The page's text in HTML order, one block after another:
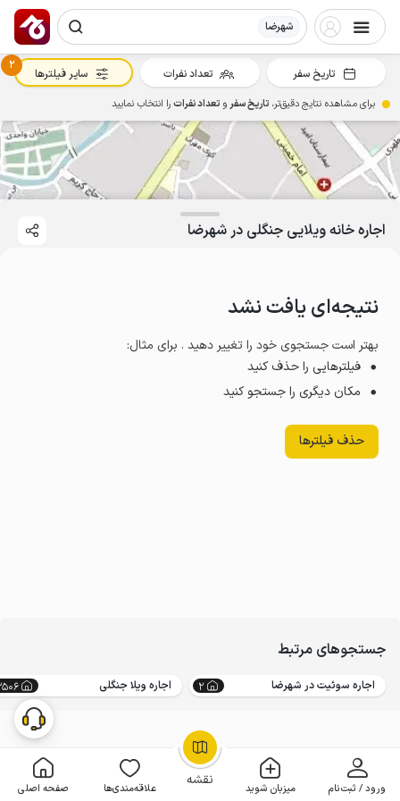
شهرضا
نقشه ورود / ثبت‌نام میزبان شوید علاقه‌مندی‌ها صفحه اصلی
OpenStreetMap
اجاره خانه ویلایی جنگلی در شهرضا
نتیجه‌ای یافت نشد
بهتر است جستجوی خود را تغییر دهید . برای مثال:
فیلترهایی را حذف کنید
مکان دیگری را جستجو کنید
حذف فیلترها
جستجوهای مرتبط
اجاره سوئیت در شهرضا 2 اجاره ویلا جنگلی
تاریخ سفر تعداد نفرات
2
سایر فیلترها
برای مشاهده نتایج دقیق‌تر، تاریخ سفرو تعداد نفراترا انتخاب نمایید